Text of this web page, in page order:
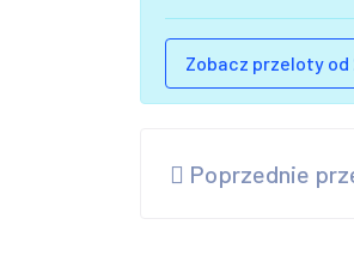
Zobacz przeloty od
Poprzednie